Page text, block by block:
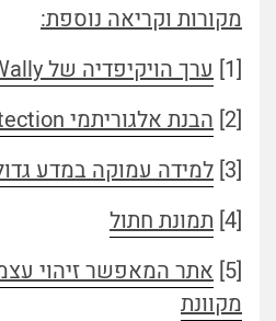
מקורות וקריאה נוספת:
[1]
ערך הויקיפדיה של Where's Wally
[2]
הבנת אלגוריתמי object detection
[3]
למידה עמוקה במדע
[4]
תמונת חתול
[5]
אתר המאפשר זיהוי
מקוונת